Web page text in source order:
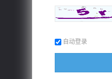
自动登录